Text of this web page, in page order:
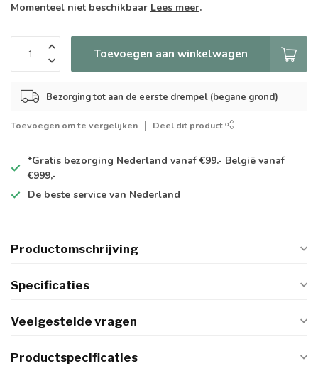
Momenteel niet beschikbaar Lees meer.
Toevoegen aan winkelwagen
Bezorging tot aan de eerste drempel (begane grond)
Toevoegen om te vergelijken Deel dit product
*Gratis bezorging Nederland vanaf €99.- België vanaf
€999,-
De beste service van Nederland
Productomschrijving
Specificaties
Veelgestelde vragen
Productspecificaties